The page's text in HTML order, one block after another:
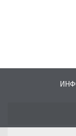
Найдите
сланцем